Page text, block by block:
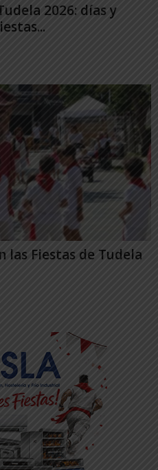
2026: días y
las Fiestas de Tudela